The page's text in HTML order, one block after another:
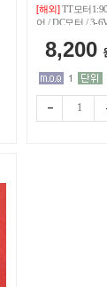
[해외] TT모터
어 / DC모터 / 3-
8,200
1